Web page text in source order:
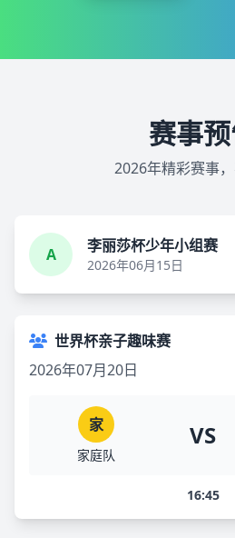
赛事
2026年精彩赛事
A 李丽莎杯少年小组赛
2026年06月15日
世界杯亲子趣味赛
2026年07月20日
家
家庭队
VS
16:45